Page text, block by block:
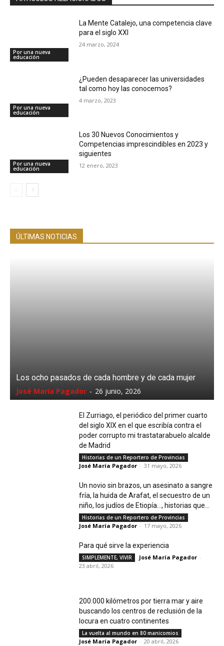
Por una nueva
educación
La Mente Catalejo, una competencia clave
para el siglo XXI
24 marzo, 2024
Por una nueva
educación
¿Pueden desaparecer las universidades
tal como hoy las conocemos?
4 marzo, 2023
Por una nueva
educación
Los 30 Nuevos Conocimientos y
Competencias imprescindibles en 2023 y
siguientes
12 enero, 2023
ÚLTIMAS NOTICIAS
Los ocho pasados de cada hombre y de cada mujer
José María Pagador - 26 junio, 2026
El Zurriago, el periódico del primer cuarto
del siglo XIX en el que escribía contra el
poder corrupto mi trastatarabuelo alcalde
de Madrid
Historias de un Reportero de Provincias
José María Pagador - 31 mayo, 2026
Un novio sin brazos, un asesinato a sangre
fría, la huida de Arafat, el secuestro de un
niño, los judíos de Etiopía…, historias que...
Historias de un Reportero de Provincias
José María Pagador - 17 mayo, 2026
Para qué sirve la experiencia
SIMPLEMENTE, VIVIR José María Pagador -
23 abril, 2026
200.000 kilómetros por tierra mar y aire
buscando los centros de reclusión de la
locura en cuatro continentes
La vuelta al mundo en 80 manicomios
José María Pagador - 20 abril, 2026